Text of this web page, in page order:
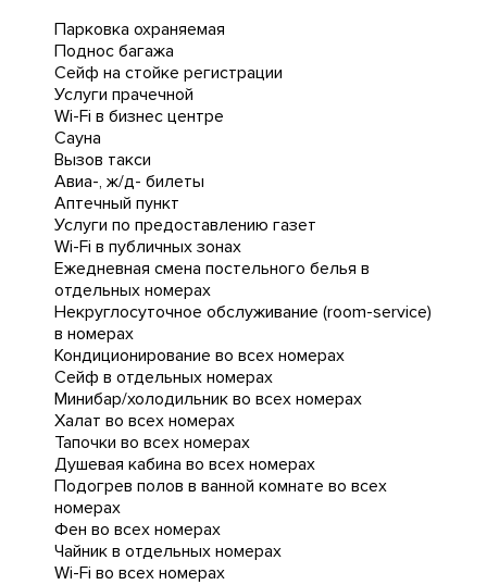
Парковка охраняемая
Поднос багажа
Сейф на стойке регистрации
Услуги прачечной
Wi-Fi в бизнес центре
Сауна
Вызов такси
Авиа-, ж/д- билеты
Аптечный пункт
Услуги по предоставлению газет
Wi-Fi в публичных зонах
Ежедневная cмена постельного белья в
отдельных номерах
Некруглосуточное обслуживание (room-service)
в номерах
Кондиционирование во всех номерах
Сейф в отдельных номерах
Минибар/холодильник во всех номерах
Халат во всех номерах
Тапочки во всех номерах
Душевая кабина во всех номерах
Подогрев полов в ванной комнате во всех
номерах
Фен во всех номерах
Чайник в отдельных номерах
Wi-Fi во всех номерах